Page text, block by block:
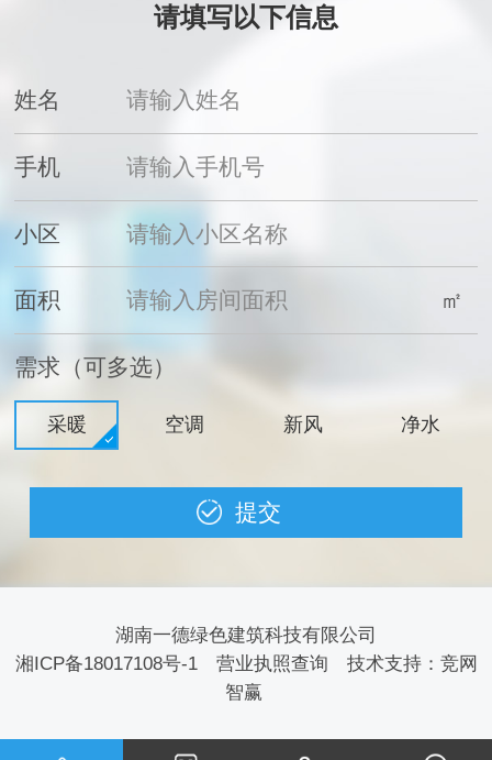
请填写以下信息
姓名
手机
小区
面积 ㎡
需求（可多选）
采暖 空调 新风 净水
湖南一德绿色建筑科技有限公司
湘ICP备18017108号-1
营业执照查询 技术支持： 竞网
智赢